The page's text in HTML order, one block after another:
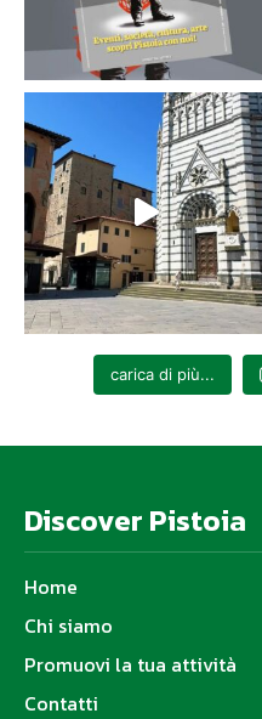
carica di più...
Discover Pistoia
Home
Chi siamo
Promuovi la tua attività
Contatti